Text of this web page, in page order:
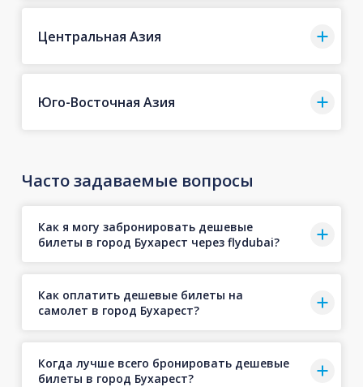
Центральная Азия
Юго-Восточная Азия
Часто задаваемые вопросы
Как я могу забронировать дешевые
билеты в город Бухарест через flydubai?
Как оплатить дешевые билеты на
самолет в город Бухарест?
Когда лучше всего бронировать дешевые
билеты в город Бухарест?